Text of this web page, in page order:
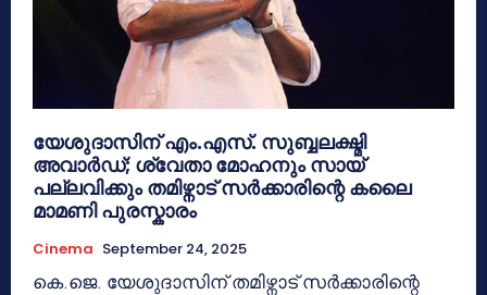
യേശുദാസിന് എം.എസ്. സുബ്ബലക്ഷ്മി
അവാർഡ്; ശ്വേതാ മോഹനും സായ്
പല്ലവിക്കും തമിഴ്നാട് സർക്കാരിന്റെ കലൈ
മാമണി പുരസ്കാരം
Cinema September 24, 2025
കെ.ജെ. യേശുദാസിന് തമിഴ്നാട് സർക്കാരിന്റെ